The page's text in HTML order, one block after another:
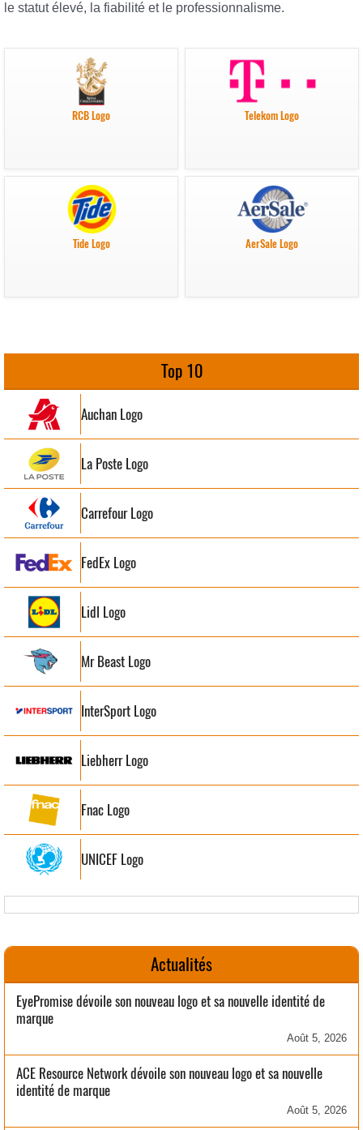
le statut élevé, la fiabilité et le professionnalisme.
RCB Logo Telekom Logo
Tide Logo AerSale Logo
Top 10
Auchan Logo
La Poste Logo
Carrefour Logo
FedEx Logo
Lidl Logo
Mr Beast Logo
InterSport Logo
Liebherr Logo
Fnac Logo
UNICEF Logo
Actualités
EyePromise dévoile son nouveau logo et sa nouvelle identité de
marque
Août 5, 2026
ACE Resource Network dévoile son nouveau logo et sa nouvelle
identité de marque
Août 5, 2026